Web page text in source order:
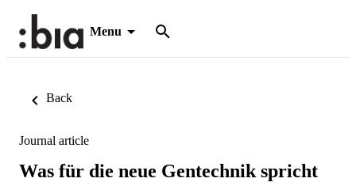
Menu
Back
Journal article
Was für die neue Gentechnik spricht